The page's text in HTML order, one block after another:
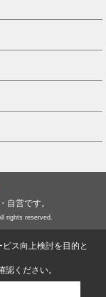
自営です。
rights reserved.
ス向上検討を目的と
認ください。